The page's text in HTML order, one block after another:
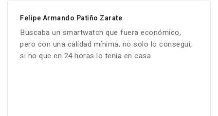
Felipe Armando Patiño Zarate
Buscaba un smartwatch que fuera económico,
pero con una calidad mínima, no solo lo consegui,
si no que en 24 horas lo tenia en casa